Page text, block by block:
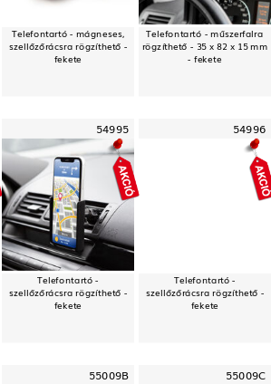
Telefontartó - mágneses,
szellőzőrácsra rögzíthető -
fekete
Telefontartó - műszerfalra
rögzíthető - 35 x 82 x 15 mm
- fekete
54995
Telefontartó -
szellőzőrácsra rögzíthető -
fekete
54996
Telefontartó -
szellőzőrácsra rögzíthető -
fekete
55009B 55009C